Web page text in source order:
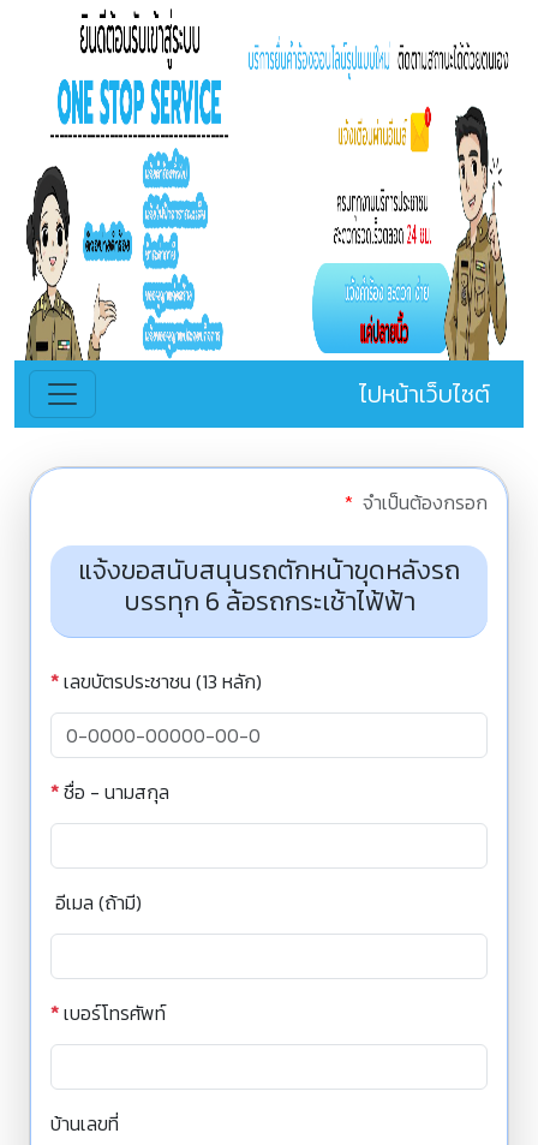
ไปหน้าเว็บไซต์
* จำเป็นต้องกรอก
แจ้งขอสนับสนุนรถตักหน้าขุดหลังรถ
บรรทุก 6 ล้อรถกระเช้าไฟ้ฟ้า
*เลขบัตรประชาชน (13 หลัก)
*ชื่อ - นามสกุล
อีเมล (ถ้ามี)
*เบอร์โทรศัพท์
บ้านเลขที่